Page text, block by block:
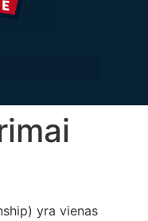
yra vienas